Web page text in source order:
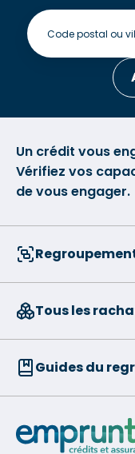
Un crédit vous
Vérifiez vos
de vous engager.
Tous les
Guides du